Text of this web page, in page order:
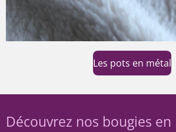
Les pots en métal
Découvrez nos bougies